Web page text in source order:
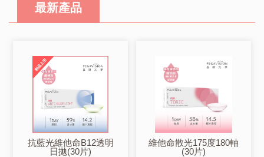
最新產品
抗藍光維他命B12透明
日拋(30片)
維他命散光175度180軸
(30片)